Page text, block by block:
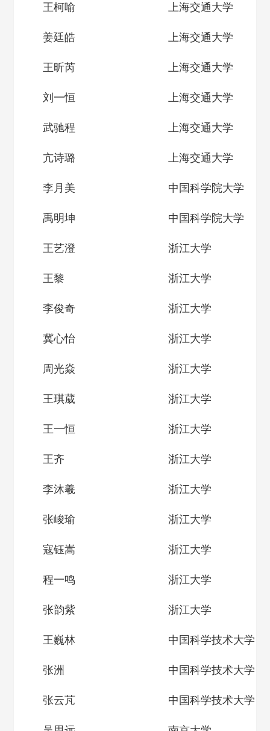
王柯喻 上海交通大学
姜廷皓 上海交通大学
王昕芮 上海交通大学
刘一恒 上海交通大学
武驰程 上海交通大学
亢诗璐 上海交通大学
李月美 中国科学院大学
禹明坤 中国科学院大学
王艺澄 浙江大学
王黎 浙江大学
李俊奇 浙江大学
冀心怡 浙江大学
周光焱 浙江大学
王琪葳 浙江大学
王一恒 浙江大学
王齐 浙江大学
李沐羲 浙江大学
张峻瑜 浙江大学
寇钰嵩 浙江大学
程一鸣 浙江大学
张韵紫 浙江大学
王巍林 中国科学技术大学
张洲 中国科学技术大学
张云芃 中国科学技术大学